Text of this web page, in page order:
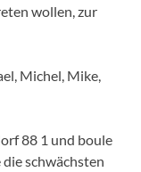
wollen, zur
Michel, Mike,
88 1 und boule
schwächsten